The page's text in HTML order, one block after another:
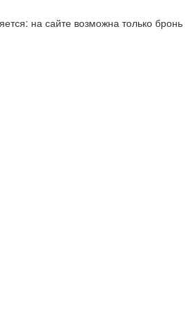
на сайте возможна только бронь